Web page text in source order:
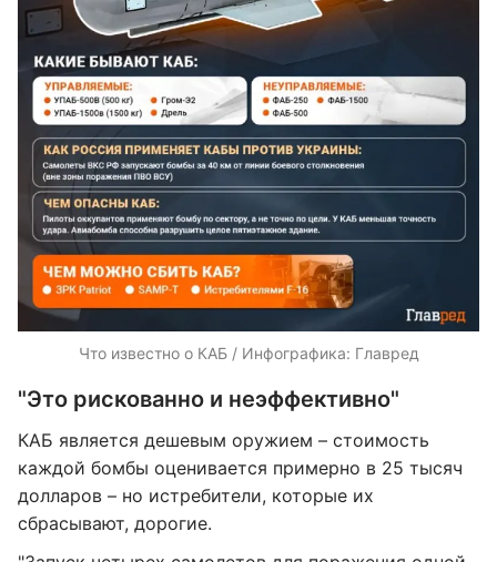
Что известно о КАБ / Инфографика: Главред
"Это рискованно и неэффективно"
КАБ является дешевым оружием – стоимость
каждой бомбы оценивается примерно в 25 тысяч
долларов – но истребители, которые их
сбрасывают, дорогие.